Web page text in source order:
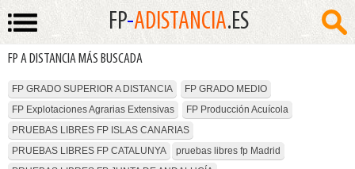
FP-ADISTANCIA.ES
FP A DISTANCIA MÁS BUSCADA
FP GRADO SUPERIOR A DISTANCIA
FP GRADO MEDIO
FP Explotaciones Agrarias Extensivas
FP Producción Acuícola
PRUEBAS LIBRES FP ISLAS CANARIAS
PRUEBAS LIBRES FP CATALUNYA
pruebas libres fp Madrid